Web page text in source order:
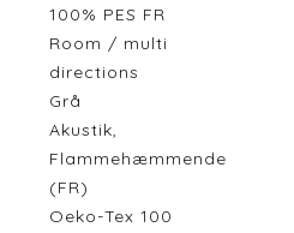
100% PES FR
Room / multi
directions
Grå
Akustik,
Flammehæmmende
(FR)
Oeko-Tex 100